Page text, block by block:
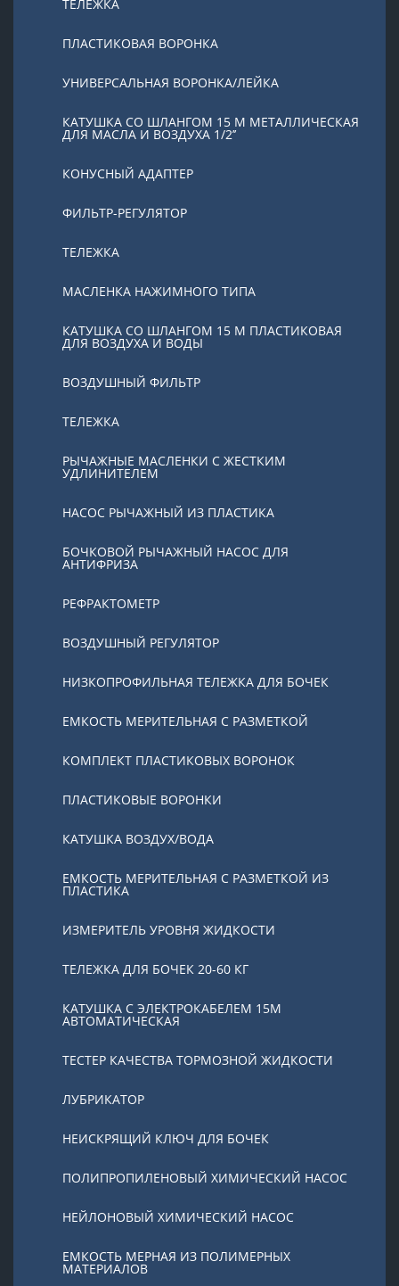
ТЕЛЕЖКА
ПЛАСТИКОВАЯ ВОРОНКА
УНИВЕРСАЛЬНАЯ ВОРОНКА/ЛЕЙКА
КАТУШКА СО ШЛАНГОМ 15 М МЕТАЛЛИЧЕСКАЯ
ДЛЯ МАСЛА И ВОЗДУХА 1/2’’
КОНУСНЫЙ АДАПТЕР
ФИЛЬТР-РЕГУЛЯТОР
ТЕЛЕЖКА
МАСЛЕНКА НАЖИМНОГО ТИПА
КАТУШКА СО ШЛАНГОМ 15 М ПЛАСТИКОВАЯ
ДЛЯ ВОЗДУХА И ВОДЫ
ВОЗДУШНЫЙ ФИЛЬТР
ТЕЛЕЖКА
РЫЧАЖНЫЕ МАСЛЕНКИ С ЖЕСТКИМ
УДЛИНИТЕЛЕМ
НАСОС РЫЧАЖНЫЙ ИЗ ПЛАСТИКА
БОЧКОВОЙ РЫЧАЖНЫЙ НАСОС ДЛЯ
АНТИФРИЗА
РЕФРАКТОМЕТР
ВОЗДУШНЫЙ РЕГУЛЯТОР
НИЗКОПРОФИЛЬНАЯ ТЕЛЕЖКА ДЛЯ БОЧЕК
ЕМКОСТЬ МЕРИТЕЛЬНАЯ С РАЗМЕТКОЙ
КОМПЛЕКТ ПЛАСТИКОВЫХ ВОРОНОК
ПЛАСТИКОВЫЕ ВОРОНКИ
КАТУШКА ВОЗДУХ/ВОДА
ЕМКОСТЬ МЕРИТЕЛЬНАЯ С РАЗМЕТКОЙ ИЗ
ПЛАСТИКА
ИЗМЕРИТЕЛЬ УРОВНЯ ЖИДКОСТИ
ТЕЛЕЖКА ДЛЯ БОЧЕК 20-60 КГ
КАТУШКА С ЭЛЕКТРОКАБЕЛЕМ 15М
АВТОМАТИЧЕСКАЯ
ТЕСТЕР КАЧЕСТВА ТОРМОЗНОЙ ЖИДКОСТИ
ЛУБРИКАТОР
НЕИСКРЯЩИЙ КЛЮЧ ДЛЯ БОЧЕК
ПОЛИПРОПИЛЕНОВЫЙ ХИМИЧЕСКИЙ НАСОС
НЕЙЛОНОВЫЙ ХИМИЧЕСКИЙ НАСОС
ЕМКОСТЬ МЕРНАЯ ИЗ ПОЛИМЕРНЫХ
МАТЕРИАЛОВ